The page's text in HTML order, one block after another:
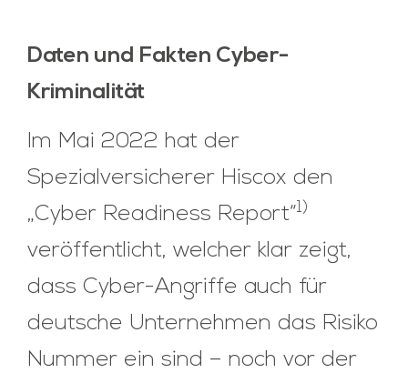
Daten und Fakten Cyber-
Kriminalität
Im Mai 2022 hat der
Spezialversicherer Hiscox den
„Cyber Readiness Report“1)
veröffentlicht, welcher klar zeigt,
dass Cyber-Angriffe auch für
deutsche Unternehmen das Risiko
Nummer ein sind – noch vor der